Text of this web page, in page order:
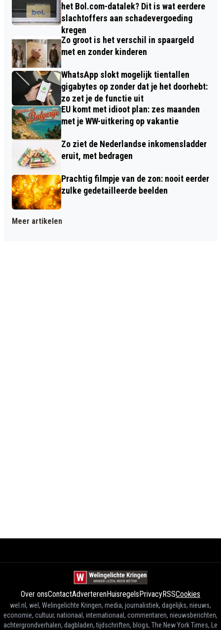
het Bol.com-datalek? Dit is wat eerdere
slachtoffers aan schadevergoeding
kregen
Zo groot is het verschil in spaargeld
met en zonder kinderen
WhatsApp slokt mogelijk tientallen
gigabytes op zonder dat je het doorhebt:
zo zet je de functie uit
EU komt met idioot plan: zes maanden
met je WW-uitkering op vakantie
Zo ziet de Nederlandse inkomensladder
eruit, met bedragen
Prachtig filmpje van de zon: nooit eerder
zulke gedetailleerde beelden
Meer artikelen
Over onsContactAdverterenHuisregelsPrivacyRSSCookies
wel.nl, wel, Welingelichte Kringen, media, journalistiek, dagelijks, nieuws,
economie, cultuur, nationaal, internationaal, commentaren, nieuwsberichten,
achtergrondverhalen, dagbladen, tijdschriften, blogs, The New York Times, Le